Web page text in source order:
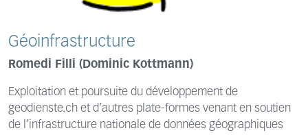
Géoinfrastructure
Romedi Filli (Dominic Kottmann)
Exploitation et poursuite du développement de
geodienste.ch et d’autres plate-formes venant en soutien
de l’infrastructure nationale de données géographiques